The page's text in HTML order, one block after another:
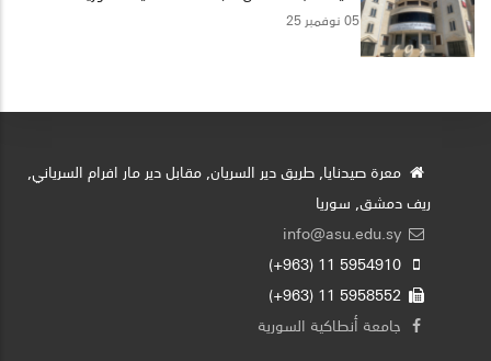
05 نوفمبر 25
معرة صيدنايا, طريق دير السريان, مقابل دير مار افرام السرياني,
ريف دمشق, سوريا
جامعة أنطاكية السورية